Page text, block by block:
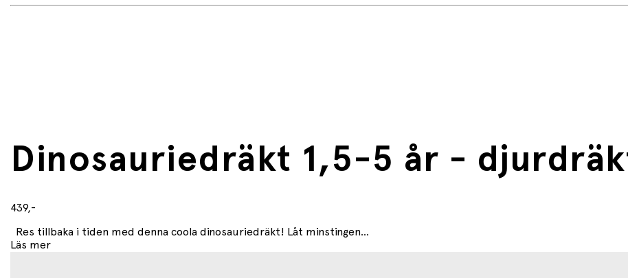
Dinosauriedräkt 1,5-5 år -
439,-
Res tillbaka i tiden med denna coola dinosauriedräkt! Låt minstingen...
Läs mer